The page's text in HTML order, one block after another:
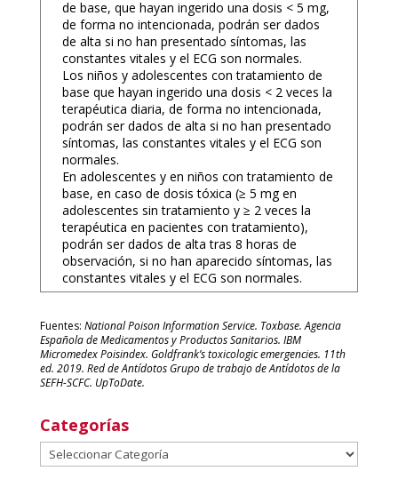
de base, que hayan ingerido una dosis < 5 mg,
de forma no intencionada, podrán ser dados
de alta si no han presentado síntomas, las
constantes vitales y el ECG son normales.
Los niños y adolescentes con tratamiento de
base que hayan ingerido una dosis < 2 veces la
terapéutica diaria, de forma no intencionada,
podrán ser dados de alta si no han presentado
síntomas, las constantes vitales y el ECG son
normales.
En adolescentes y en niños con tratamiento de
base, en caso de dosis tóxica (≥ 5 mg en
adolescentes sin tratamiento y ≥ 2 veces la
terapéutica en pacientes con tratamiento),
podrán ser dados de alta tras 8 horas de
observación, si no han aparecido síntomas, las
constantes vitales y el ECG son normales.
Fuentes: National Poison Information Service. Toxbase. Agencia
Española de Medicamentos y Productos Sanitarios. IBM
Micromedex Poisindex. Goldfrank’s toxicologic emergencies. 11th
ed. 2019. Red de Antídotos Grupo de trabajo de Antídotos de la
SEFH-SCFC. UpToDate.
Categorías
Categorías